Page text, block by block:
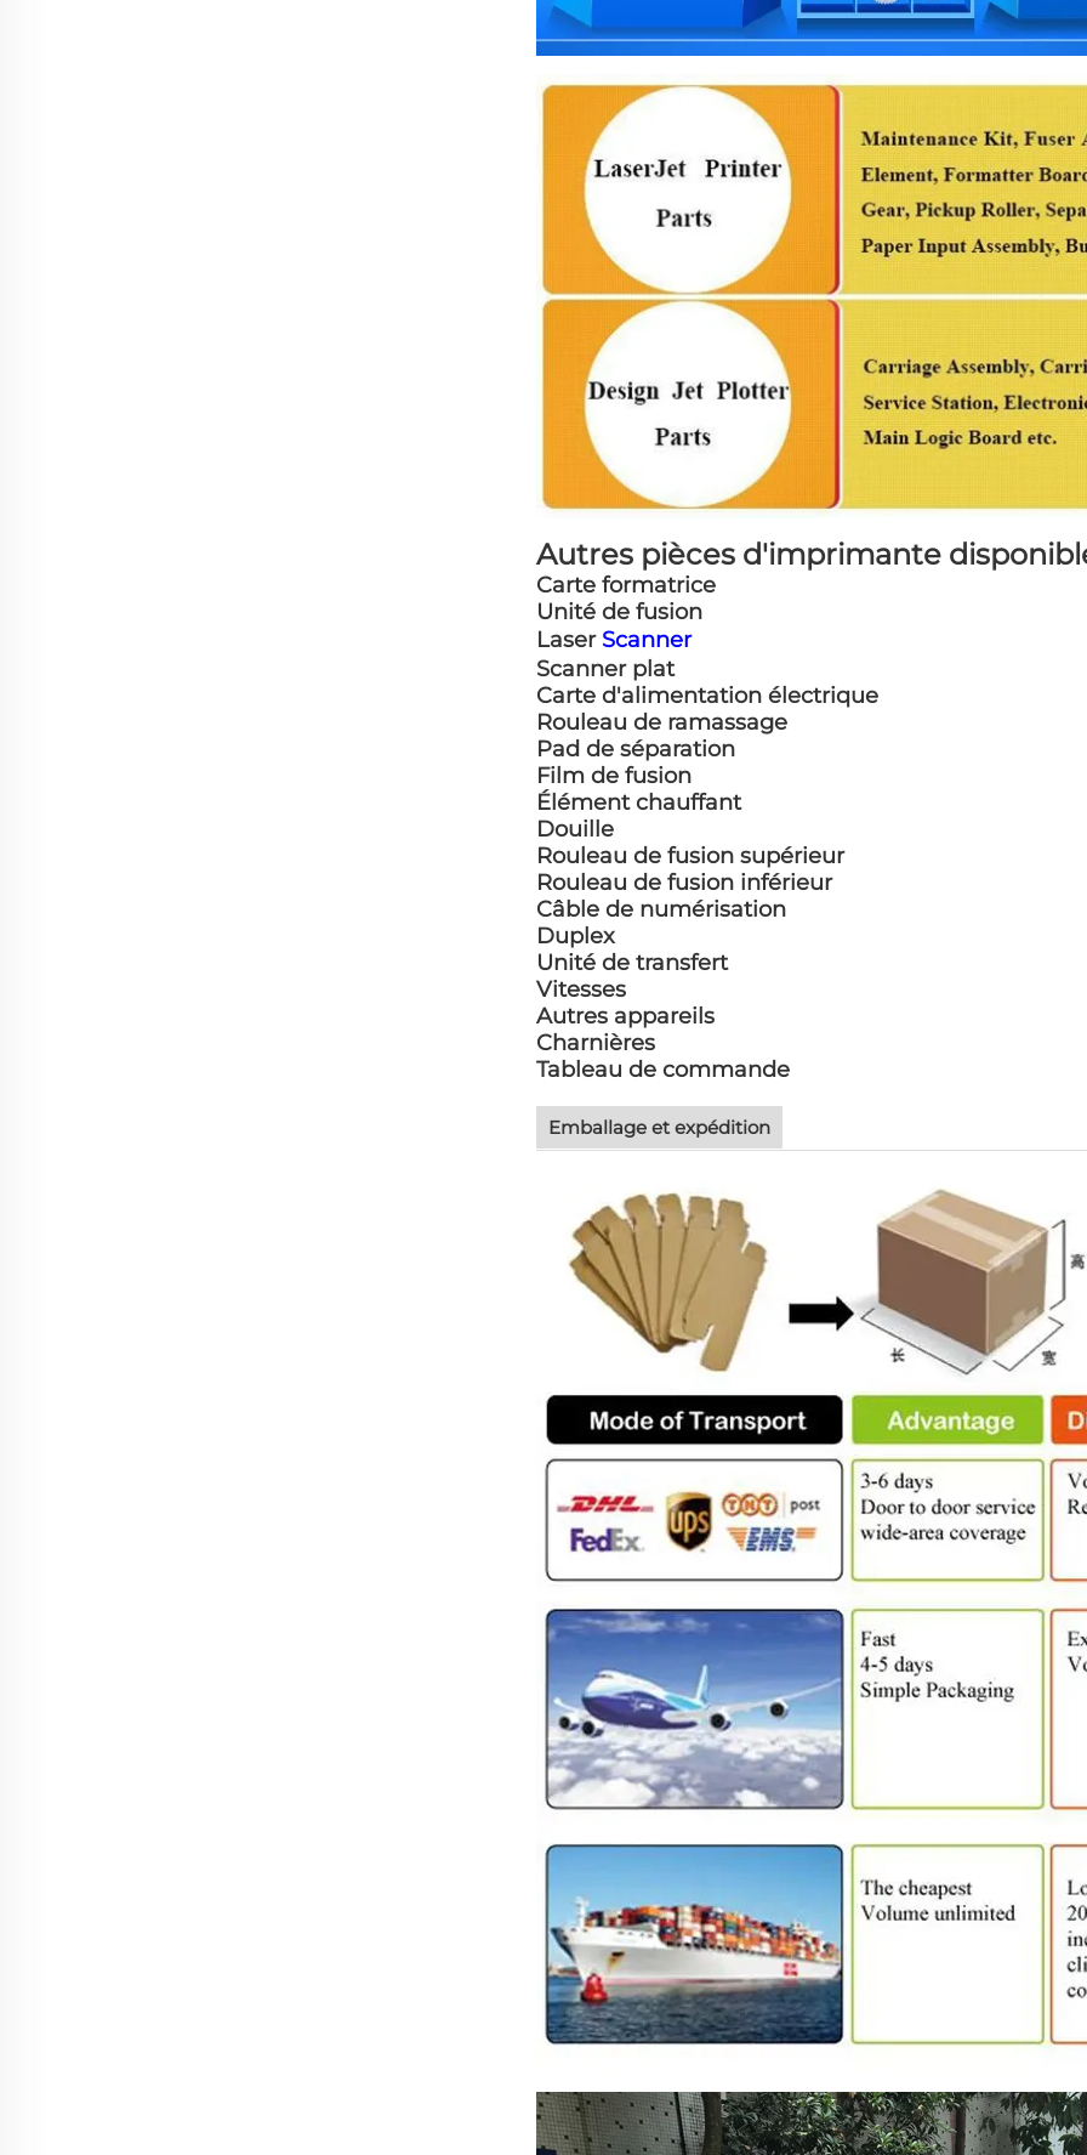
Autres pièces d'imprimante
Carte formatrice
Unité de fusion
Laser Scanner
Scanner plat
Carte d'alimentation électrique
Rouleau de ramassage
Pad de séparation
Film de fusion
Élément chauffant
Douille
Rouleau de fusion supérieur
Rouleau de fusion inférieur
Câble de numérisation
Duplex
Unité de transfert
Vitesses
Autres appareils
Charnières
Tableau de commande
Emballage et expédition